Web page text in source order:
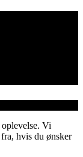
Vi
hvis du ønsker